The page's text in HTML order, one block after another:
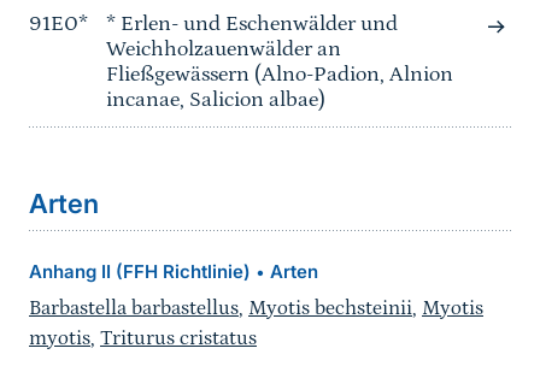
91E0*
* Erlen- und Eschenwälder und
Weichholzauenwälder an
Fließgewässern (Alno-Padion, Alnion
incanae, Salicion albae)
Arten
Anhang II (FFH Richtlinie) • Arten
Barbastella barbastellus, Myotis bechsteinii, Myotis
myotis, Triturus cristatus